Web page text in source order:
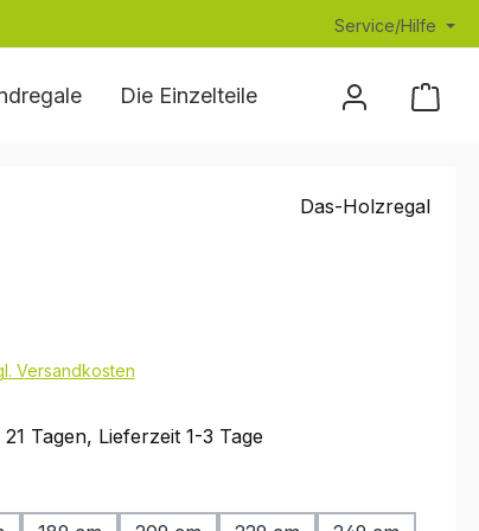
Service/Hilfe
Die Einzelteile Die
Das-Holzregal
Versandkosten
Tagen, Lieferzeit 1-3 Tage